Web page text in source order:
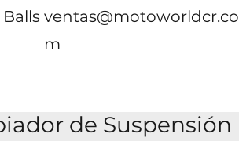
ventas@motoworldcr.co
m
de Suspensión